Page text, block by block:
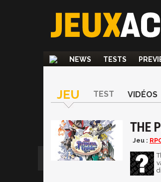
NEWS TESTS
JEU TEST VIDÉOS
THE
Jeu :